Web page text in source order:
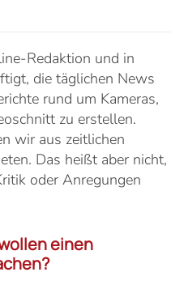
Redaktion und in
die täglichen News
rund um Kameras,
zu erstellen.
wir aus zeitlichen
Das heißt aber nicht,
oder Anregungen
einen